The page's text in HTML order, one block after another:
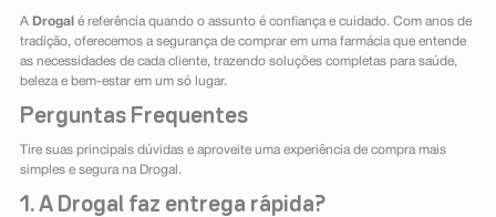
A Drogal é referência quando o assunto é confiança e cuidado. Com anos de
tradição, oferecemos a segurança de comprar em uma farmácia que entende
as necessidades de cada cliente, trazendo soluções completas para saúde,
beleza e bem-estar em um só lugar.
Perguntas Frequentes
Tire suas principais dúvidas e aproveite uma experiência de compra mais
simples e segura na Drogal.
1. A Drogal faz entrega rápida?